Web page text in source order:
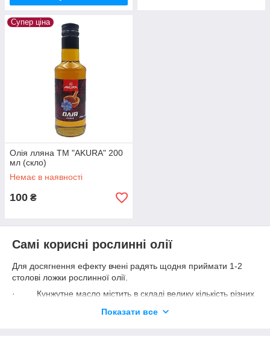
Супер ціна
Олія лляна ТМ "AKURA" 200
мл (скло)
Немає в наявності
100 ₴
Самі корисні рослинні олії
Для досягнення ефекту вчені радять щодня приймати 1-2
столові ложки рослинної олії.
· Кунжутне масло містить в складі велику кількість різних
Рекомендується вживати при кашлі, астмі, для профілактики
Показати все